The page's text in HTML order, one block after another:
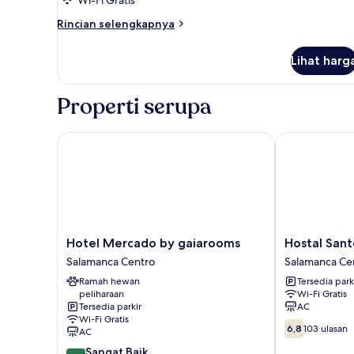
Rincian selengkapnya
Rincian
Kamar
Lihat
Properti serupa
Hotel
Mercado
by
gaiarooms
Salamanca
Centro
Hotel Mercado by gaiarooms
Salamanca Centro
Ramah hewan
peliharaan
Tersedia parkir
Wi-Fi Gratis
AC
8.0
Hotel Mercado by gaiarooms
Hostal
Santel
San
Marcos
Salamanca
Centro
Hostal
Salamanca
Tersedia
Wi-Fi Gratis
AC
6.8
dari
6,8 103 ulasan
Hostal Santel